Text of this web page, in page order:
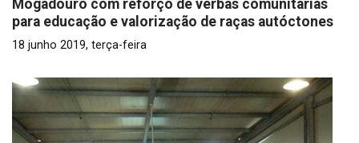
Mogadouro com reforço de verbas comunitárias
para educação e valorização de raças autóctones
18 junho 2019, terça-feira